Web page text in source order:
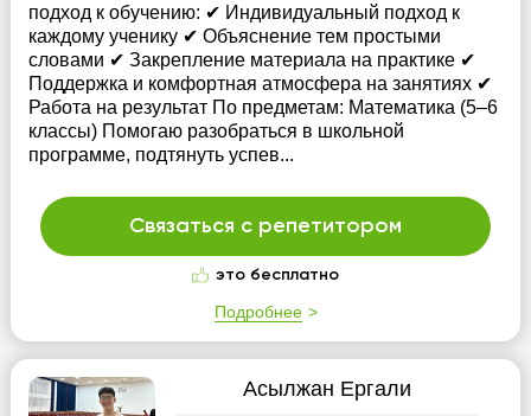
подход к обучению: ✔ Индивидуальный подход к
каждому ученику ✔ Объяснение тем простыми
словами ✔ Закрепление материала на практике ✔
Поддержка и комфортная атмосфера на занятиях ✔
Работа на результат По предметам: Математика (5–6
классы) Помогаю разобраться в школьной
программе, подтянуть успев...
Связаться с репетитором
это бесплатно
Подробнее
Асылжан Ергали